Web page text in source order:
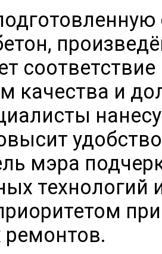
качества и
мэра
технологий